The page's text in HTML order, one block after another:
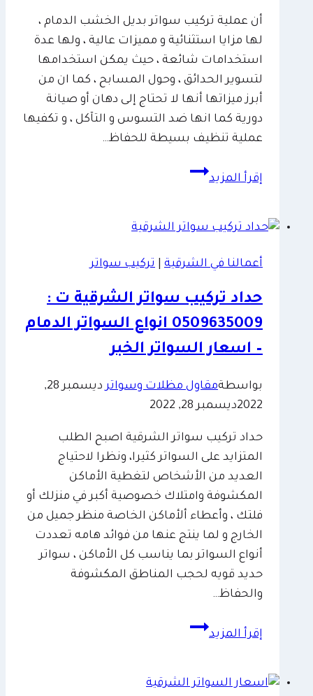
أن عملية تركيب سواتر بديل الخشب الدمام ،
لها مزايا استثنائية و مميزات عالية ، ولها عدة
استخدامات شائعة ، حيث يمكن استخدامها
لتسوير الحدائق ، وحول المسابح ، كما ان من
أبرز ميزاتها أنها لا تحتاج إلى دهان أو صيانة
دورية كما انها ضد التسوس و التآكل ، و تكفيها
عملية تنظيف بسيطة للحفاظ…
إقرأ المزيد
تركيب
الخشب
ت
0509635009
سواتر
خشبية
في
الإحساء
أعمالنا في الشرقية تركيب سواتر
حداد تركيب سواتر الشرقية ت :
0509635009 انواع السواتر الدمام
– اسعار السواتر الخبر
بواسطةمقاول مظلات وسواتر
ديسمبر 28,
2022ديسمبر 28, 2022
حداد تركيب سواتر الشرقية اصبح الطلب
المتزايد على السواتر كثيرا، ونظرا لاحتياج
العديد من الأشخاص لتغطية الأماكن
المكشوفة وامتلاك خصوصية أكبر في منزلك أو
فلتك ، وأعطاء ألأماكن الخاصة منظر جميل من
الخارج و لما ينتج عنها من فوائد هامه تعددت
أنواع السواتر بما يناسب كل الأماكن ، سواتر
حديد قويه لحجب المناطق المكشوفة
والحفاظ…
إقرأ المزيد
حداد
الشرقية